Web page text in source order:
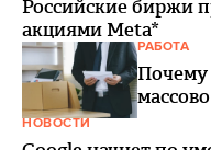
Российские биржи
акциями Meta*
РАБОТА
Почему
НОВОСТИ